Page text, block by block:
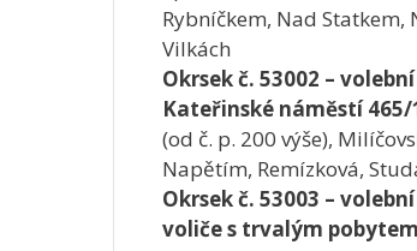
Rybníčkem, Nad Statkem,
Vilkách
Okrsek č. 53002 –
Kateřinské náměstí
(od č. p. 200 výše),
Napětím, Remízková,
Okrsek č. 53003 –
voliče s trvalým